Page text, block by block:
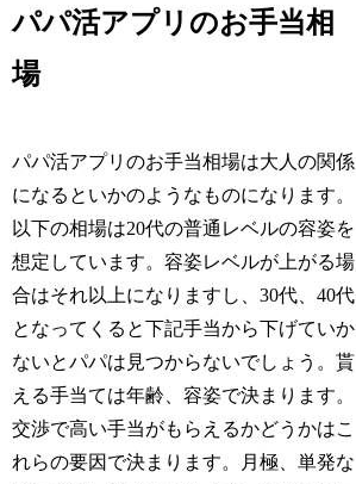
パパ活アプリのお手当相
場
パパ活アプリのお手当相場は大人の関係
になるといかのようなものになります。
以下の相場は20代の普通レベルの容姿を
想定しています。容姿レベルが上がる場
合はそれ以上になりますし、30代、40代
となってくると下記手当から下げていか
ないとパパは見つからないでしょう。貰
える手当ては年齢、容姿で決まります。
交渉で高い手当がもらえるかどうかはこ
れらの要因で決まります。月極、単発な